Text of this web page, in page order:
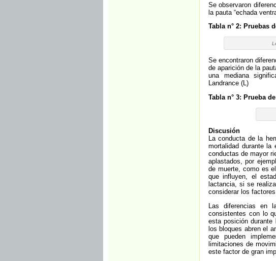
Se observaron
la pauta “echada
Tabla n° 2: Pruebas
Se encontraron
de aparición de la
una mediana
Landrance (L)
Tabla n° 3: Prueba
Discusión
La conducta de la
mortalidad durante la
conductas de mayor
aplastados, por
de muerte, como es
que influyen, el
lactancia, si se
considerar los
Las diferencias en
consistentes con lo
esta posición
los bloques abren el
que pueden
limitaciones de
este factor de gran